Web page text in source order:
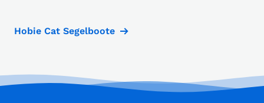
Hobie Cat Segelboote